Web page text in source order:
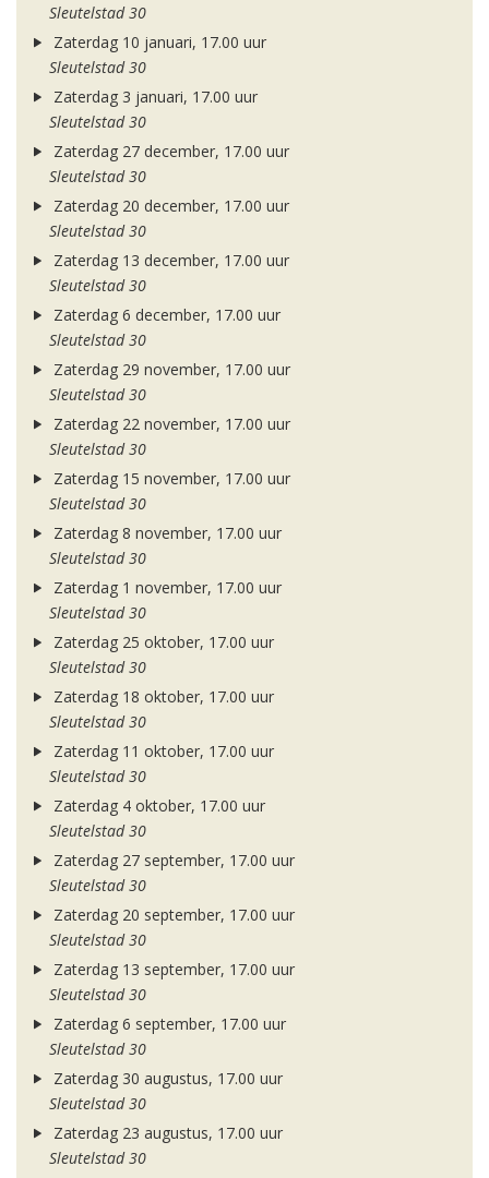
Sleutelstad 30
Zaterdag 10 januari, 17.00 uur
Sleutelstad 30
Zaterdag 3 januari, 17.00 uur
Sleutelstad 30
Zaterdag 27 december, 17.00 uur
Sleutelstad 30
Zaterdag 20 december, 17.00 uur
Sleutelstad 30
Zaterdag 13 december, 17.00 uur
Sleutelstad 30
Zaterdag 6 december, 17.00 uur
Sleutelstad 30
Zaterdag 29 november, 17.00 uur
Sleutelstad 30
Zaterdag 22 november, 17.00 uur
Sleutelstad 30
Zaterdag 15 november, 17.00 uur
Sleutelstad 30
Zaterdag 8 november, 17.00 uur
Sleutelstad 30
Zaterdag 1 november, 17.00 uur
Sleutelstad 30
Zaterdag 25 oktober, 17.00 uur
Sleutelstad 30
Zaterdag 18 oktober, 17.00 uur
Sleutelstad 30
Zaterdag 11 oktober, 17.00 uur
Sleutelstad 30
Zaterdag 4 oktober, 17.00 uur
Sleutelstad 30
Zaterdag 27 september, 17.00 uur
Sleutelstad 30
Zaterdag 20 september, 17.00 uur
Sleutelstad 30
Zaterdag 13 september, 17.00 uur
Sleutelstad 30
Zaterdag 6 september, 17.00 uur
Sleutelstad 30
Zaterdag 30 augustus, 17.00 uur
Sleutelstad 30
Zaterdag 23 augustus, 17.00 uur
Sleutelstad 30